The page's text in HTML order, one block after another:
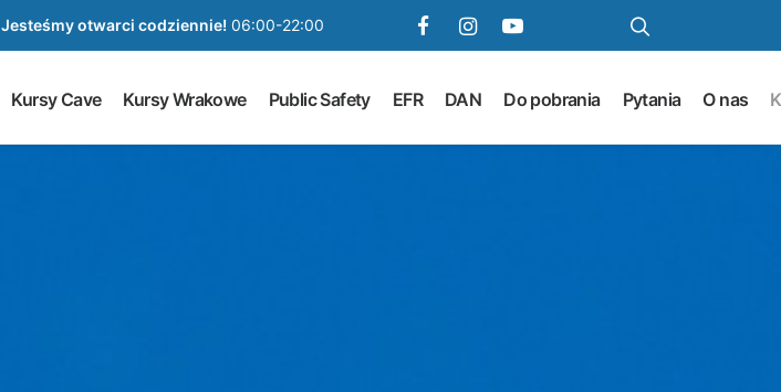
Jesteśmy otwarci codziennie! 06:00-22:00
Kursy Cave Kursy Wrakowe Public Safety EFR DAN Do pobrania Pytania O nas